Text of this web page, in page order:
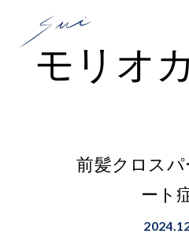
モリオ
前髪クロス
ート